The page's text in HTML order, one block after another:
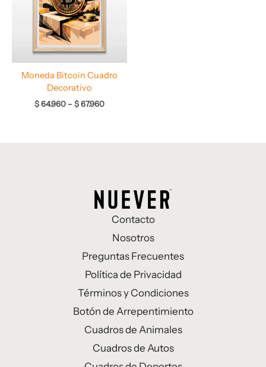
Moneda Bitcoin Cuadro
Decorativo
$64.960 –$67.960
Contacto
Nosotros
Preguntas Frecuentes
Política de Privacidad
Términos y Condiciones
Botón de Arrepentimiento
Cuadros de Animales
Cuadros de Autos